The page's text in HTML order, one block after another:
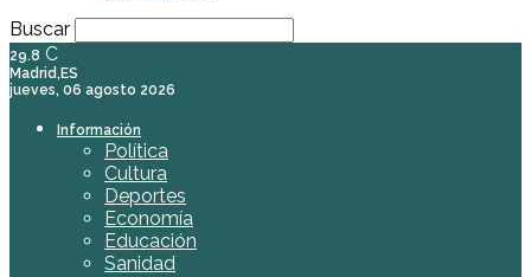
Buscar
29.8 C
Madrid,ES
jueves, 06 agosto 2026
Información
Política
Cultura
Deportes
Economía
Educación
Sanidad